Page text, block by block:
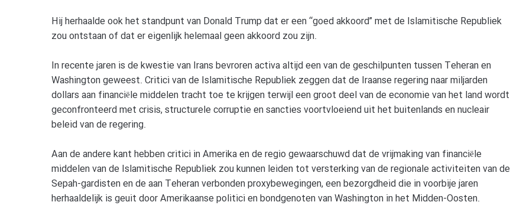
Hij herhaalde ook het standpunt van Donald Trump dat er een “goed akkoord” met de Islamitische Republiek
zou ontstaan of dat er eigenlijk helemaal geen akkoord zou zijn.
In recente jaren is de kwestie van Irans bevroren activa altijd een van de geschilpunten tussen Teheran en
Washington geweest. Critici van de Islamitische Republiek zeggen dat de Iraanse regering naar miljarden
dollars aan financiële middelen tracht toe te krijgen terwijl een groot deel van de economie van het land wordt
geconfronteerd met crisis, structurele corruptie en sancties voortvloeiend uit het buitenlands en nucleair
beleid van de regering.
Aan de andere kant hebben critici in Amerika en de regio gewaarschuwd dat de vrijmaking van financiële
middelen van de Islamitische Republiek zou kunnen leiden tot versterking van de regionale activiteiten van de
Sepah-gardisten en de aan Teheran verbonden proxybewegingen, een bezorgdheid die in voorbije jaren
herhaaldelijk is geuit door Amerikaanse politici en bondgenoten van Washington in het Midden-Oosten.